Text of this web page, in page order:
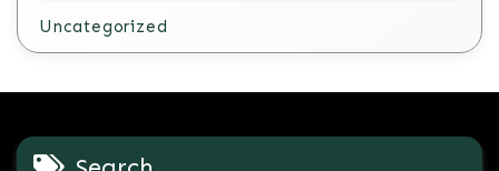
Uncategorized